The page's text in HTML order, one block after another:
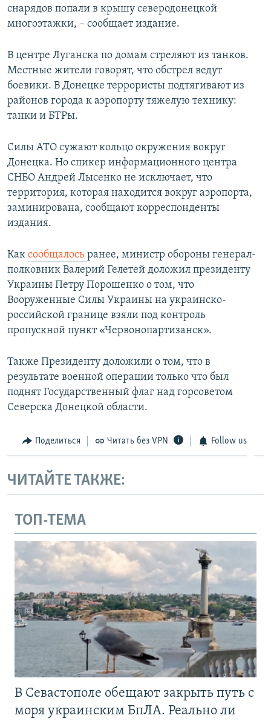
снарядов попали в крышу северодонецкой
многоэтажки, – сообщает издание.
В центре Луганска по домам стреляют из танков.
Местные жители говорят, что обстрел ведут
боевики. В Донецке террористы подтягивают из
районов города к аэропорту тяжелую технику:
танки и БТРы.
Силы АТО сужают кольцо окружения вокруг
Донецка. Но спикер информационного центра
СНБО Андрей Лысенко не исключает, что
территория, которая находится вокруг аэропорта,
заминирована, сообщают корреспонденты
издания.
Как сообщалось ранее, министр обороны генерал-
полковник Валерий Гелетей доложил президенту
Украины Петру Порошенко о том, что
Вооруженные Силы Украины на украинско-
российской границе взяли под контроль
пропускной пункт «Червонопартизанск».
Также Президенту доложили о том, что в
результате военной операции только что был
поднят Государственный флаг над горсоветом
Северска Донецкой области.
Поделиться Читать без VPN Follow us
ЧИТАЙТЕ ТАКЖЕ:
ТОП-ТЕМА
В Севастополе обещают закрыть путь с
моря украинским БпЛА. Реально ли